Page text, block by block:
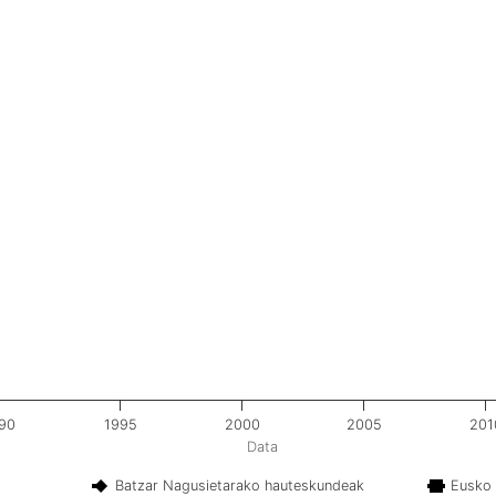
Data
Batzar Nagusietarako hauteskundeak
1995 2000 2005